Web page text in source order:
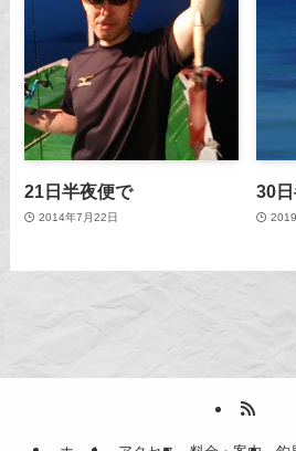
21日半夜便で
2014年7月22日
30